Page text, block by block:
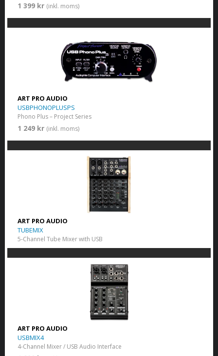
1 399 kr (inkl. moms)
ART PRO AUDIO
USBPHONOPLUSPS
Phono Plus – Project Series
1 249 kr (inkl. moms)
ART PRO AUDIO
TUBEMIX
5-Channel Tube Mixer with USB
ART PRO AUDIO
USBMIX4
4-Channel Mixer / USB Audio Interface